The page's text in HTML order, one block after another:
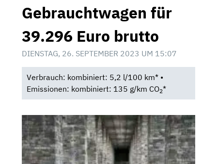
Gebrauchtwagen für
39.296 Euro brutto
DIENSTAG, 26. SEPTEMBER 2023 UM 15:07
Verbrauch: kombiniert: 5,2 l/100 km* •
Emissionen: kombiniert: 135 g/km CO2*